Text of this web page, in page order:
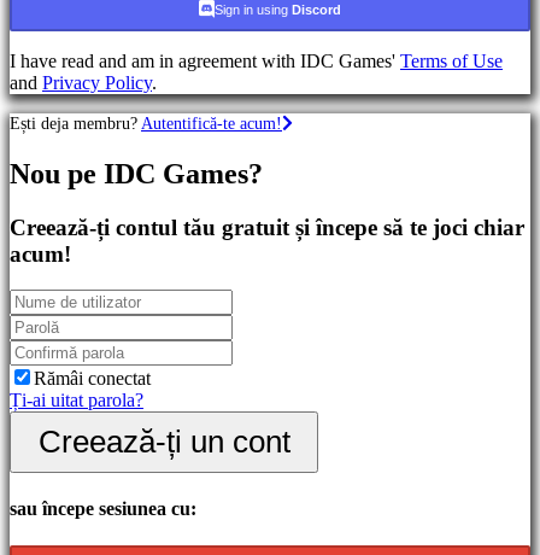
games
games
Puzzle
games
Fighting
Demouri
Comunitate
Gameplay
Evenimente
în
joc
Noutăți
Media
Ghiduri
Forum
IDC
Gifts
IDC
Plays
Sign in using Discord
I have read and am in agreement with IDC Games' Terms of Use
and Privacy Policy.
Ești deja membru? Autentifică-te acum!
Nou pe IDC Games?
Creează-ți contul tău gratuit și începe să te joci chiar
acum!
Rămâi conectat
Ți-ai uitat parola?
Creează-ți un cont
sau începe sesiunea cu: